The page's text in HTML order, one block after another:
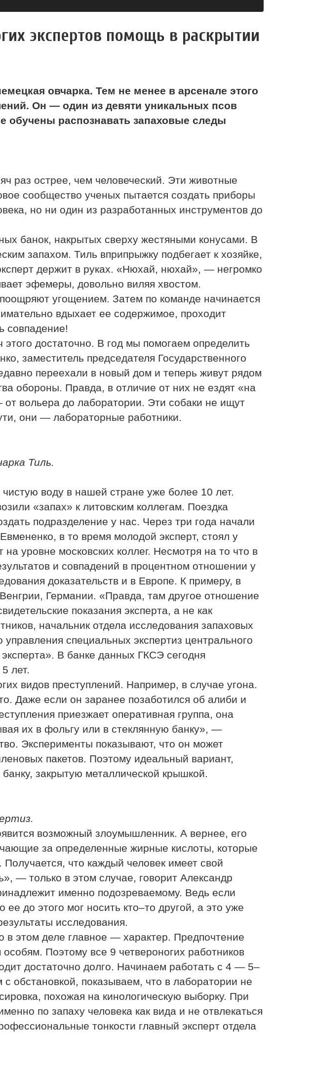
экспертов помощь в раскрытии
овчарка. Тем не менее в арсенале этого
Он — один из девяти уникальных псов
обучены распознавать запаховые следы
раз острее, чем человеческий. Эти животные
сообщество ученых пытается создать приборы
но ни один из разработанных инструментов до
банок, накрытых сверху жестяными конусами. В
запахом. Тиль вприпрыжку подбегает к хозяйке,
держит в руках. «Нюхай, нюхай», — негромко
эфемеры, довольно виляя хвостом.
угощением. Затем по команде начинается
вдыхает ее содержимое, проходит
совпадение!
достаточно. В год мы помогаем определить
заместитель председателя Государственного
переехали в новый дом и теперь живут рядом
обороны. Правда, в отличие от них не ездят «на
вольера до лаборатории. Эти собаки не ищут
они — лабораторные работники.
Тиль.
воду в нашей стране уже более 10 лет.
«запах» к литовским коллегам. Поездка
подразделение у нас. Через три года начали
в то время молодой эксперт, стоял у
уровне московских коллег. Несмотря на то что в
и совпадений в процентном отношении у
доказательств и в Европе. К примеру, в
Германии. «Правда, там другое отношение
показания эксперта, а не как
начальник отдела исследования запаховых
управления специальных экспертиз центрального
В банке данных ГКСЭ сегодня
лет.
видов преступлений. Например, в случае угона.
Даже если он заранее позаботился об алиби и
приезжает оперативная группа, она
их в фольгу или в стеклянную банку», —
Эксперименты показывают, что он может
пакетов. Поэтому идеальный вариант,
закрытую металлической крышкой.
возможный злоумышленник. А вернее, его
за определенные жирные кислоты, которые
что каждый человек имеет свой
— только в этом случае, говорит Александр
именно подозреваемому. Ведь если
до этого мог носить кто–то другой, а это уже
исследования.
в этом деле главное — характер. Предпочтение
Поэтому все 9 четвероногих работников
достаточно долго. Начинаем работать с 4 — 5–
показываем, что в лаборатории не
похожая на кинологическую выборку. При
по запаху человека как вида и не отвлекаться
тонкости главный эксперт отдела